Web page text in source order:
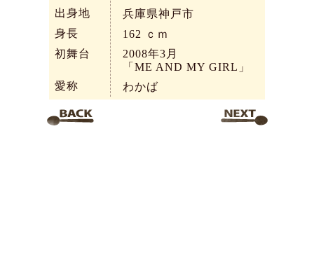
出身地
兵庫県神戸市
身長
162
ｃｍ
初舞台
2008年3月
「ME AND MY GIRL」
愛称
わかば